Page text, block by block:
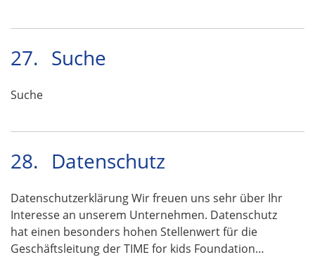
27. Suche
Suche
28. Datenschutz
Datenschutzerklärung Wir freuen uns sehr über Ihr
Interesse an unserem Unternehmen. Datenschutz
hat einen besonders hohen Stellenwert für die
Geschäftsleitung der TIME for kids Foundation…